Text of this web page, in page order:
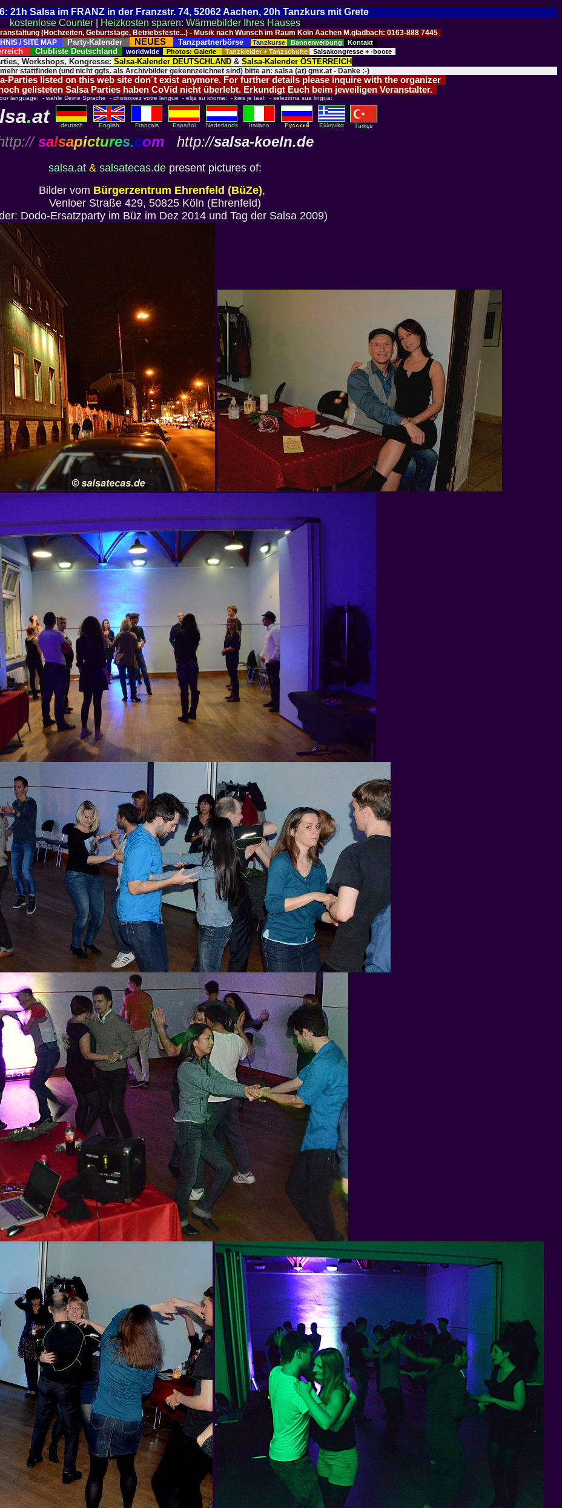
21h Salsa im FRANZ in der Franzstr. 74, 52062 Aachen, 20h Tanzkurs mit Grete
kostenlose Counter
Heizkosten sparen: Wärmebilder Ihres Hauses
(Hochzeiten, Geburtstage, Betriebsfeste...) - Musik nach Wunsch im Raum Köln Aachen M.gladbach: 0163-888 7445
/ SITE MAP
Party-Kalender NEUES Tanzpartnerbörse Tanzkurse Bannerwerbung Kontakt
Clubliste Deutschland worldwide Photos: Galerie Tanzkleider + Tanzschuhe Salsakongresse + -boote
Workshops, Kongresse: Salsa-Kalender DEUTSCHLAND & Salsa-Kalender ÖSTERREICH
stattfinden (und nicht ggfs. als Archivbilder gekennzeichnet sind) bitte an: salsa (at) gmx.at - Danke :-)
Parties listed on this web site don´t exist anymore. For further details please inquire with the organizer
gelisteten Salsa Parties haben CoVid nicht überlebt. Erkundigt Euch beim jeweiligen Veranstalter.
language: - wähle Deine Sprache - choisissez votre langue - elija su idioma: - kies je taal: - seleziona sua lingua:
.at deutsch English Français Español Nederlands Italiano Eλληvikα Türkçe
:// salsapictures.com http://salsa-koeln.de
salsa.at & salsatecas.de present pictures of:
Bilder vom Bürgerzentrum Ehrenfeld (BüZe),
Venloer Straße 429, 50825 Köln (Ehrenfeld)
Dodo-Ersatzparty im Büz im Dez 2014 und Tag der Salsa 2009)